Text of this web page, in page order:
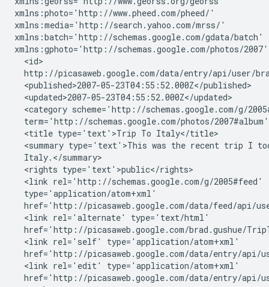
xmlns:photo='http://www.pheed.com/pheed/'
xmlns:media='http://search.yahoo.com/mrss/'
xmlns:batch='http://schemas.google.com/gdata/batch'
xmlns:gphoto='http://schemas.google.com/photos/
  <id>
http://picasaweb.google.com/data/entry/api/user/
  <published>2007-05-23T04:55:52.000Z</published>
  <updated>2007-05-23T04:55:52.000Z</updated>
<category scheme='http://schemas.google.com/g/
term='http://schemas.google.com/photos/
  <title type='text'>Trip To Italy</title>
<summary type='text'>This was the recent trip I
  Italy.</summary>
  <rights type='text'>public</rights>
  <link rel='http://schemas.google.com/g/2005#feed'
  type='application/atom+xml'
href='http://picasaweb.google.com/data/feed/api/
  <link rel='alternate' type='text/html'
href='http://picasaweb.google.com/brad.gushue/
  <link rel='self' type='application/atom+xml'
href='http://picasaweb.google.com/data/entry/api/
  <link rel='edit' type='application/atom+xml'
href='http://picasaweb.google.com/data/entry/api/